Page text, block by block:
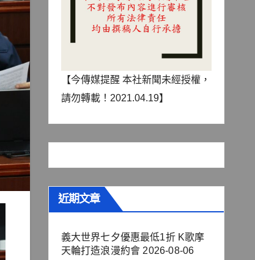
【今傳媒提醒 本社新聞未經授權，
請勿轉載！2021.04.19】
近期文章
義大世界七夕優惠最低1折 K歌摩
天輪打造浪漫約會 2026-08-06